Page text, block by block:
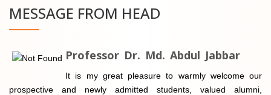
MESSAGE FROM HEAD
Professor Dr. Md. Abdul Jabbar
It is my great pleasure to warmly welcome our
prospective and newly admitted students, valued alumni,